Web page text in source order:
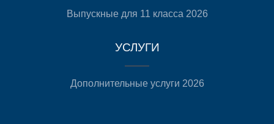
Выпускные для 11 класса 2026
УСЛУГИ
Дополнительные услуги 2026